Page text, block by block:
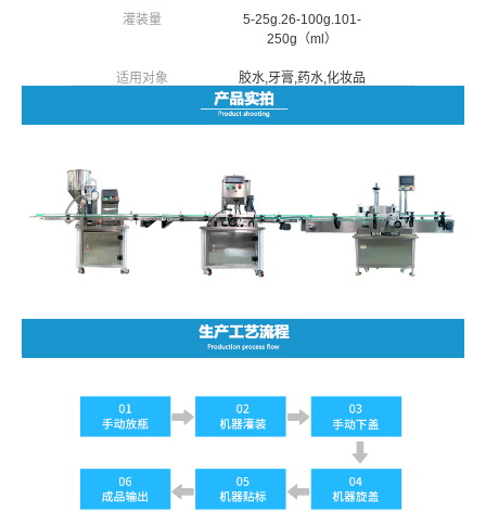
灌装量
5-25g.26-100g.101-
250g（ml）
适用对象
胶水,牙膏,药水,化妆品
类,护发用品,护肤品类,
清洁、洗涤用品
物料类型 液体、膏体
自动化程度
是否跨境出口专供货源